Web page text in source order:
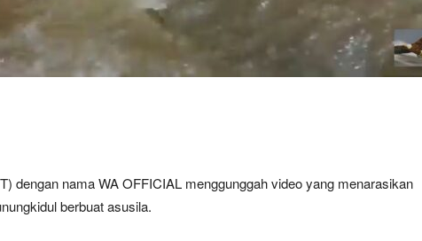
dengan nama WA OFFICIAL menggunggah video yang menarasikan
berbuat asusila.